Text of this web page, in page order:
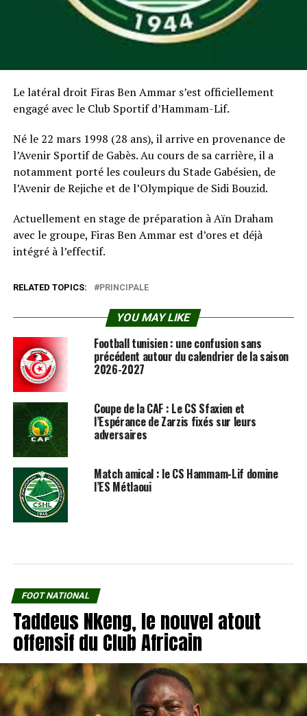
Le latéral droit Firas Ben Ammar s’est officiellement
engagé avec le Club Sportif d’Hammam-Lif.
Né le 22 mars 1998 (28 ans), il arrive en provenance de
l’Avenir Sportif de Gabès. Au cours de sa carrière, il a
notamment porté les couleurs du Stade Gabésien, de
l’Avenir de Rejiche et de l’Olympique de Sidi Bouzid.
Actuellement en stage de préparation à Aïn Draham
avec le groupe, Firas Ben Ammar est d’ores et déjà
intégré à l’effectif.
RELATED TOPICS: PRINCIPALE
YOU MAY LIKE
Football tunisien : une confusion sans
précédent autour du calendrier de la saison
2026-2027
Coupe de la CAF : Le CS Sfaxien et
l’Espérance de Zarzis fixés sur leurs
adversaires
Match amical : le CS Hammam-Lif domine
l’ES Métlaoui
FOOT NATIONAL
Taddeus Nkeng, le nouvel atout
offensif du Club Africain